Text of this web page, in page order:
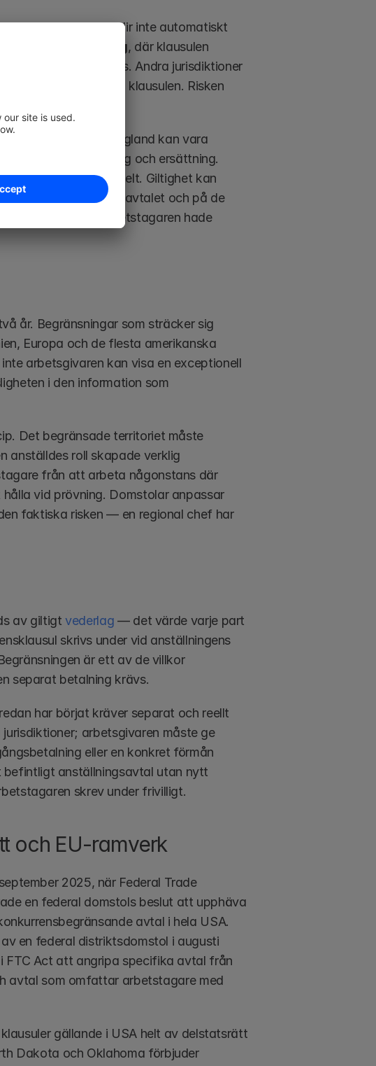
som är för bred blir inte automatiskt
om
blue-penciling, där klausulen
som resten bevaras. Andra jurisdiktioner
är rimligt faller hela klausulen. Risken
skydd.
klarar granskning i England kan vara
gäller för omfattning och ersättning.
i anställning nästan helt. Giltighet kan
delstats lag som styr avtalet och på de
den information arbetstagaren hade
år. Begränsningar som sträcker sig
Europa och de flesta amerikanska
arbetsgivaren kan visa en exceptionell
i den information som
Det begränsade territoriet måste
anställdes roll skapade verklig
från att arbeta någonstans där
vid prövning. Domstolar anpassar
faktiska risken — en regional chef har
av giltigt vederlag — det värde varje part
skrivs under vid anställningens
är ett av de villkor
separat betalning krävs.
har börjat kräver separat och reellt
arbetsgivaren måste ge
eller en konkret förmån
befintligt anställningsavtal utan nytt
skrev under frivilligt.
och EU-ramverk
2025, när Federal Trade
en federal domstols beslut att upphäva
avtal i hela USA.
en federal distriktsdomstol i augusti
FTC Act att angripa specifika avtal från
avtal som omfattar arbetstagare med
gällande i USA helt av delstatsrätt
Dakota och Oklahoma förbjuder